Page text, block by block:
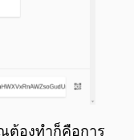
ต้องทำก็คือการ